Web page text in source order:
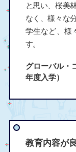
と思い、桜美
なく、様々な
学生など、様
す。
グローバル・
年度入学）
教育内容が